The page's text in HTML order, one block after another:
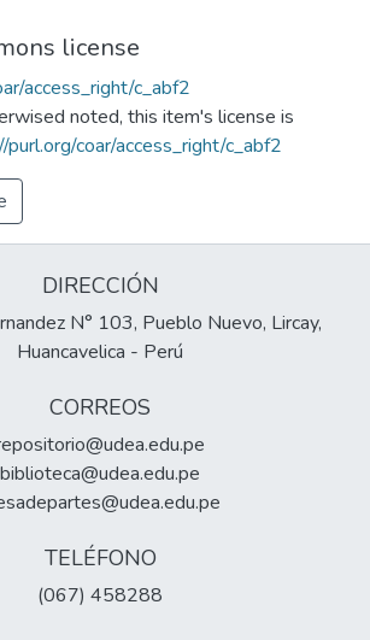
license
noted, this item's license is
purl.org/coar/access_right/c_abf2
DIRECCIÓN
N° 103, Pueblo Nuevo, Lircay,
Huancavelica - Perú
CORREOS
biblioteca@udea.edu.pe
TELÉFONO
(067) 458288